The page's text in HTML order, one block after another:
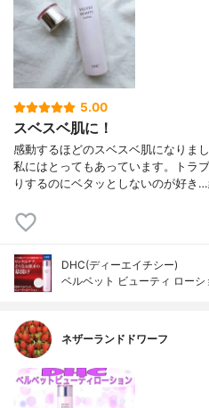
5.00
スベスベ肌に！
感動するほどのスベスベ肌になりま
私にはとってもあっています。トラ
りするのにベタッとしないのが好き…
DHC(ディーエイチシー)
ベルベット ビューティ ローシ
ネザーランドドワーフ